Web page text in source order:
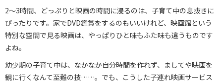
2～3時間、どっぷりと映画の時間に浸るのは、子育て中の息抜きに
ぴったりです。家でDVD鑑賞をするのもいいけれど、映画館という
特別な空間で見る映画は、やっぱりひと味もふた味も違うものです
よね。
幼少期の子育て中は、なかなか自分時間を作れず、ましてや映画を
観に行くなんて至難の技……。でも、こうした子連れ映画サービス